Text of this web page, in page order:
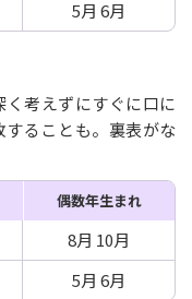
5月 6月
考えずにすぐに口に
することも。裏表がな
偶数年生まれ
8月 10月
5月 6月